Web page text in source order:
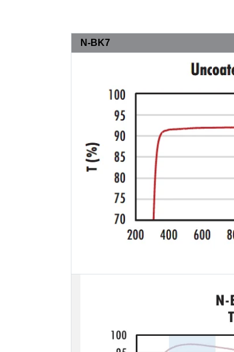
N-BK7